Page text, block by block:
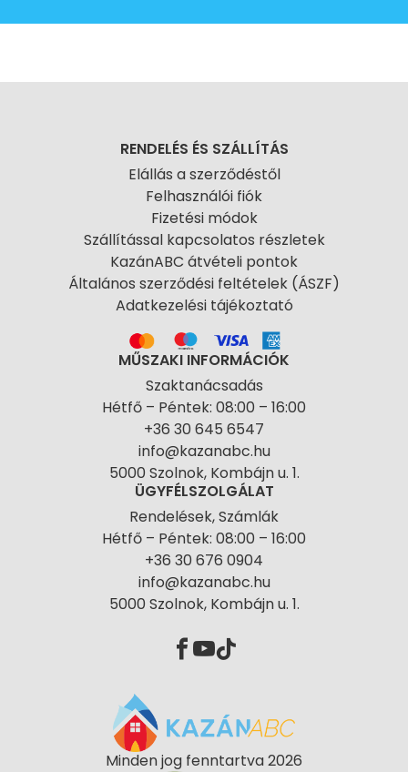
RENDELÉS ÉS SZÁLLÍTÁS
Elállás a szerződéstől
Felhasználói fiók
Fizetési módok
Szállítással kapcsolatos részletek
KazánABC átvételi pontok
Általános szerződési feltételek (ÁSZF)
Adatkezelési tájékoztató
MŰSZAKI INFORMÁCIÓK
Szaktanácsadás
Hétfő – Péntek: 08:00 – 16:00
+36 30 645 6547
info@kazanabc.hu
5000 Szolnok, Kombájn u. 1.
ÜGYFÉLSZOLGÁLAT
Rendelések, Számlák
Hétfő – Péntek: 08:00 – 16:00
+36 30 676 0904
info@kazanabc.hu
5000 Szolnok, Kombájn u. 1.
Minden jog fenntartva 2026